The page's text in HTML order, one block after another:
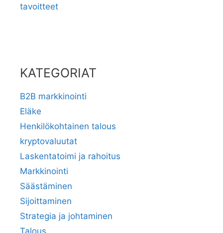
tavoitteet
KATEGORIAT
B2B markkinointi
Eläke
Henkilökohtainen talous
kryptovaluutat
Laskentatoimi ja rahoitus
Markkinointi
Säästäminen
Sijoittaminen
Strategia ja johtaminen